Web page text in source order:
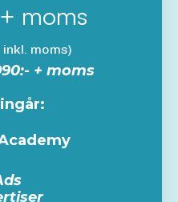
moms
moms)
+ moms